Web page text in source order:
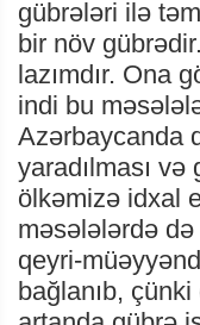
gübrələri ilə
bir növ
lazımdır. Ona
indi bu
Azərbaycanda
yaradılması
ölkəmizə idxal
məsələlərdə
qeyri-
bağlanıb,